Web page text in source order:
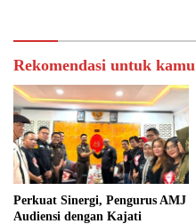
Rekomendasi untuk kamu
Perkuat Sinergi, Pengurus AMJ
Audiensi dengan Kajati